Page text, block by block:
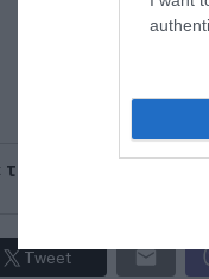
debater.gr στο
Tweet